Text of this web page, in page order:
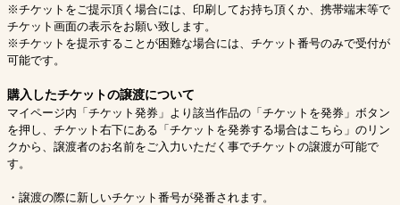
※チケットをご提示頂く場合には、印刷してお持ち頂くか、携帯端末等で
チケット画面の表示をお願い致します。
※チケットを提示することが困難な場合には、チケット番号のみで受付が
可能です。
購入したチケットの譲渡について
マイページ内「チケット発券」より該当作品の「チケットを発券」ボタン
を押し、チケット右下にある「チケットを発券する場合はこちら」のリン
クから、譲渡者のお名前をご入力いただく事でチケットの譲渡が可能で
す。
・譲渡の際に新しいチケット番号が発番されます。